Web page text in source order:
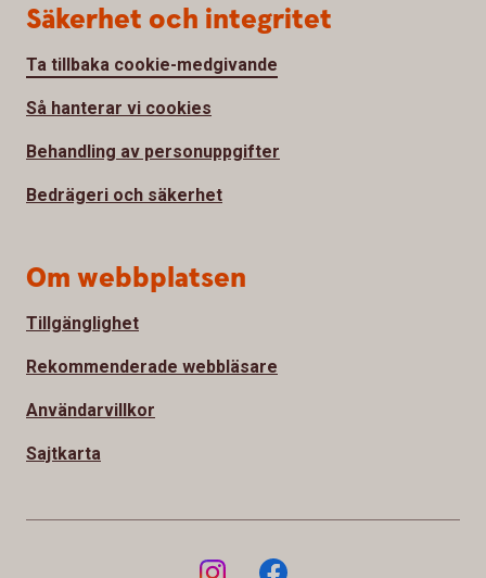
Säkerhet och integritet
Ta tillbaka cookie-medgivande
Så hanterar vi cookies
Behandling av personuppgifter
Bedrägeri och säkerhet
Om webbplatsen
Tillgänglighet
Rekommenderade webbläsare
Användarvillkor
Sajtkarta